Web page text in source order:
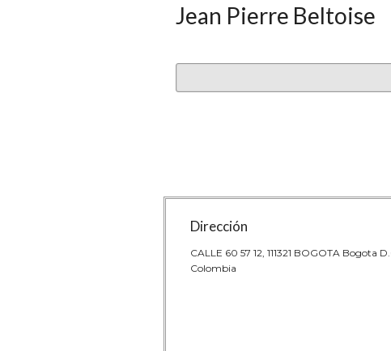
Jean Pierre Beltoise
Dirección
CALLE 60 57 12, 111321 BOGOTA Bogota
Colombia